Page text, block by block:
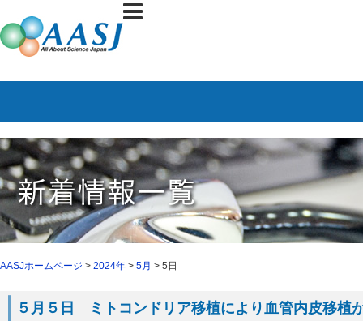
AASJホームページ > 2024年 > 5月 > 5日
５月５日 ミトコンドリア移植により血管内皮移植